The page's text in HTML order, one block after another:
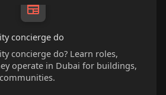
concierge do
concierge do? Learn roles,
operate in Dubai for buildings,